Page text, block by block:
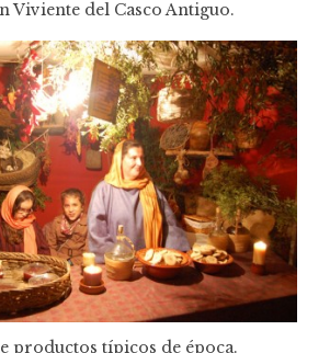
Viviente del Casco Antiguo.
productos típicos de época.